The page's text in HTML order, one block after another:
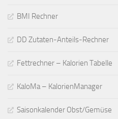
BMI Rechner
DD Zutaten-Anteils-Rechner
Fettrechner – Kalorien Tabelle
KaloMa – KalorienManager
Saisonkalender Obst/Gemüse